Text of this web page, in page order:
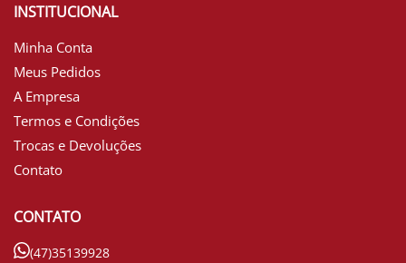
INSTITUCIONAL
Minha Conta
Meus Pedidos
A Empresa
Termos e Condições
Trocas e Devoluções
Contato
CONTATO
(47)35139928